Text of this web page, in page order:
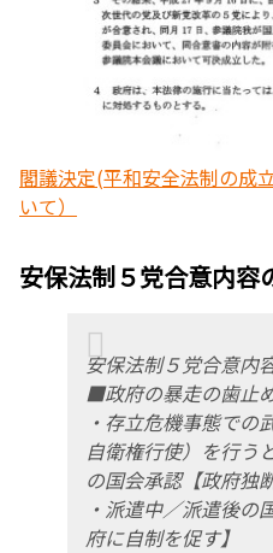
閣議決定(平和安全法制の成
いて）
安保法制５党合意内容
安保法制５党合意内
■政府の暴走の歯止
・存立危機事態での
自衛権行使）を行う
の国会承認【政府独
・派遣中／派遣後の
府に自制を促す】